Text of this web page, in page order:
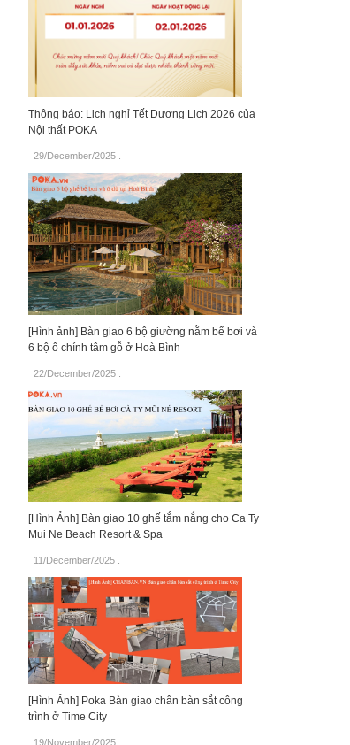
Thông báo: Lịch nghỉ Tết Dương Lịch 2026 của
Nội thất POKA
29/December/2025.
[Hình ảnh] Bàn giao 6 bộ giường nằm bể bơi và
6 bộ ô chính tâm gỗ ở Hoà Bình
22/December/2025.
[Hình Ảnh] Bàn giao 10 ghế tắm nắng cho Ca Ty
Mui Ne Beach Resort & Spa
11/December/2025.
[Hình Ảnh] Poka Bàn giao chân bàn sắt công
trình ở Time City
19/November/2025.